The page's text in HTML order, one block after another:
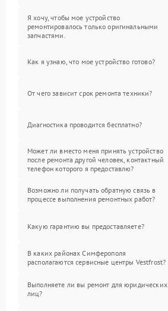
Я хочу, чтобы мое устройство
ремонтировалось только оригинальными
запчастями.
Как я узнаю, что мое устройство готово?
От чего зависит срок ремонта техники?
Диагностика проводится бесплатно?
Может ли вместо меня принять устройство
после ремонта другой человек, контактный
телефон которого я предоставлю?
Возможно ли получать обратную связь в
процессе выполнения ремонтных работ?
Какую гарантию вы предоставляете?
В каких районах Симферополя
располагаются сервисные центры Vestfrost?
Выполняете ли вы ремонт для юридических
лиц?